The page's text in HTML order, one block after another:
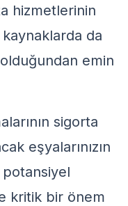
hizmetlerinin
da
emin
sigorta
eşyalarınızın
kritik bir önem